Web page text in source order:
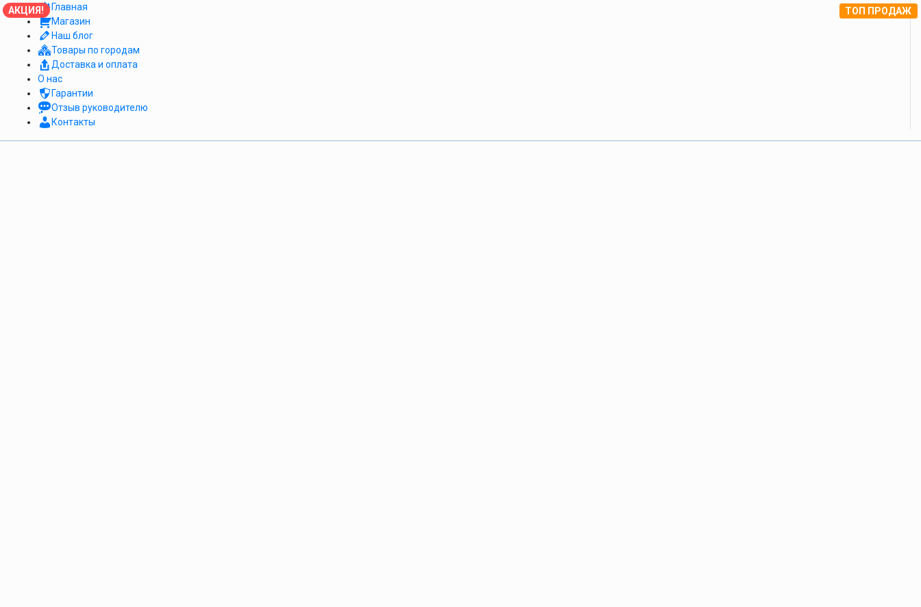
Главная
Магазин
Наш блог
Товары по городам
Доставка и оплата
О нас
Гарантии
Отзыв руководителю
Контакты
ТОП ПРОДАЖ
АКЦИЯ!